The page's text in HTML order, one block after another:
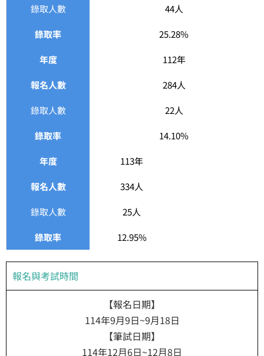
錄取人數 44人
錄取率 25.28%
年度 112年
報名人數 284人
錄取人數 22人
錄取率 14.10%
年度 113年
報名人數 334人
錄取人數 25人
錄取率 12.95%
報名與考試時間
【報名日期】
114年9月9日~9月18日
【筆試日期】
114年12月6日~12月8日